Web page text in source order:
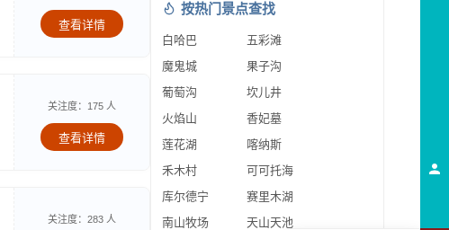
查看详情
关注度：175 人
查看详情
关注度：283 人
按热门景点查找
白哈巴
五彩滩
魔鬼城
果子沟
葡萄沟
坎儿井
火焰山
香妃墓
莲花湖
喀纳斯
禾木村
可可托海
库尔德宁
赛里木湖
南山牧场
天山天池